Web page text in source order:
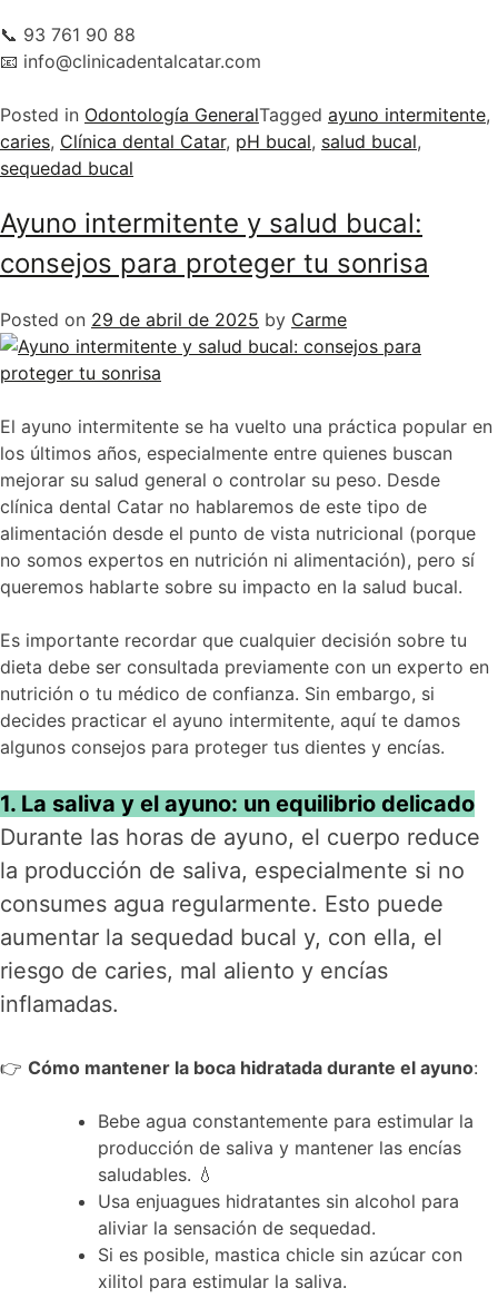
📞 93 761 90 88
📧 info@clinicadentalcatar.com
Posted in Odontología GeneralTagged ayuno intermitente,
caries, Clínica dental Catar, pH bucal, salud bucal,
sequedad bucal
Ayuno intermitente y salud bucal:
consejos para proteger tu sonrisa
Posted on 29 de abril de 2025 by Carme
El ayuno intermitente se ha vuelto una práctica popular en
los últimos años, especialmente entre quienes buscan
mejorar su salud general o controlar su peso. Desde
clínica dental Catar no hablaremos de este tipo de
alimentación desde el punto de vista nutricional (porque
no somos expertos en nutrición ni alimentación), pero sí
queremos hablarte sobre su impacto en la salud bucal.
Es importante recordar que cualquier decisión sobre tu
dieta debe ser consultada previamente con un experto en
nutrición o tu médico de confianza. Sin embargo, si
decides practicar el ayuno intermitente, aquí te damos
algunos consejos para proteger tus dientes y encías.
1. La saliva y el ayuno: un equilibrio delicado
Durante las horas de ayuno, el cuerpo reduce
la producción de saliva, especialmente si no
consumes agua regularmente. Esto puede
aumentar la sequedad bucal y, con ella, el
riesgo de caries, mal aliento y encías
inflamadas.
👉 Cómo mantener la boca hidratada durante el ayuno:
Bebe agua constantemente para estimular la
producción de saliva y mantener las encías
saludables. 💧
Usa enjuagues hidratantes sin alcohol para
aliviar la sensación de sequedad.
Si es posible, mastica chicle sin azúcar con
xilitol para estimular la saliva.